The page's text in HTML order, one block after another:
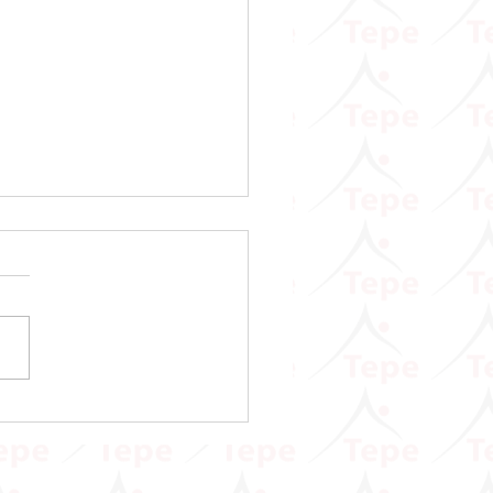
Vergisi Kanunu Genel